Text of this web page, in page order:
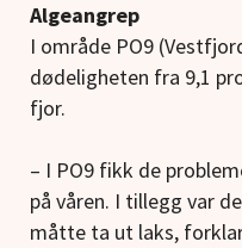
Algeangrep
I område PO9
dødeligheten fra 9,1
fjor.
– I PO9 fikk de
på våren. I tillegg var
måtte ta ut laks,